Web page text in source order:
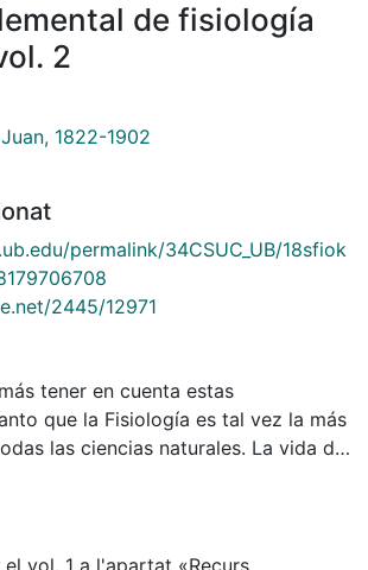
de fisiología
2
1822-1902
permalink/34CSUC_UB/18sfiok
2445/12971
tener en cuenta estas
que la Fisiología es tal vez la más
las ciencias naturales. La vida del
posible sin el concurso de fuerzas
los datos de la Mecánica, de la
ademas de los que suministra el
vol. 1 a l'apartat «Recurs